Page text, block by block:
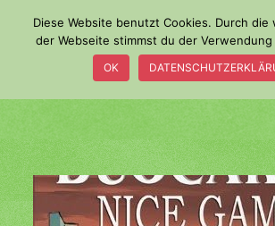
a
i
n
c
Diese Website benutzt Cookies. Durch
der Webseite stimmst du der
OK